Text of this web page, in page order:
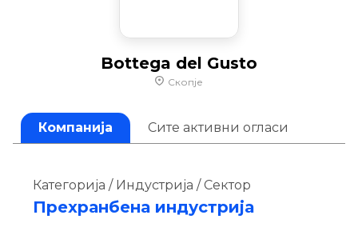
Bottega del Gusto
Скопје
Компанија Сите активни огласи
Категорија / Индустрија / Сектор
Прехранбена индустрија